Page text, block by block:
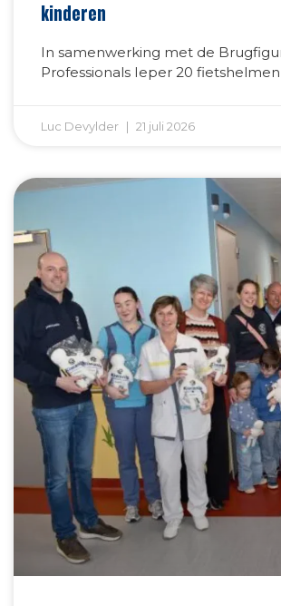
kinderen
In samenwerking met de
Professionals Ieper 20
Luc Devylder 21 juli 2026